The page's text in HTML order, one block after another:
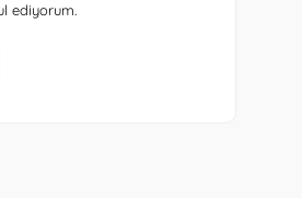
ediyorum.